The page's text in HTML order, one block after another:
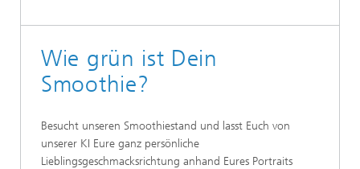
Wie grün ist Dein
Smoothie?
Besucht unseren Smoothiestand und lasst Euch von
unserer KI Eure ganz persönliche
Lieblingsgeschmacksrichtung anhand Eures Portraits